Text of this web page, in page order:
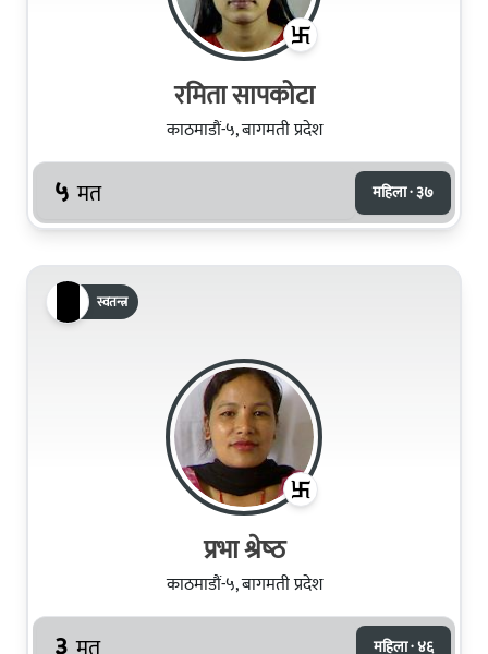
रमिता सापकोटा
काठमाडौं-५, बागमती प्रदेश
५ मत महिला · ३७
स्वतन्त्र
प्रभा श्रेष्‍ठ
काठमाडौं-५, बागमती प्रदेश
महिला · ४६